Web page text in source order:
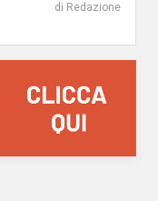
di Redazione